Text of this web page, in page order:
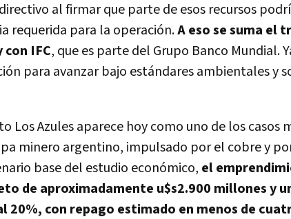
al firmar que parte de esos recursos
requerida para la operación.A eso se suma el
con IFC, que es parte del Grupo Banco Mundial.
para avanzar bajo estándares ambientales y
Los Azules aparece hoy como uno de los casos
minero argentino, impulsado por el cobre y
base del estudio económico, el
de aproximadamente u$s2.900 millonesy
20%, con repago estimado en menos de